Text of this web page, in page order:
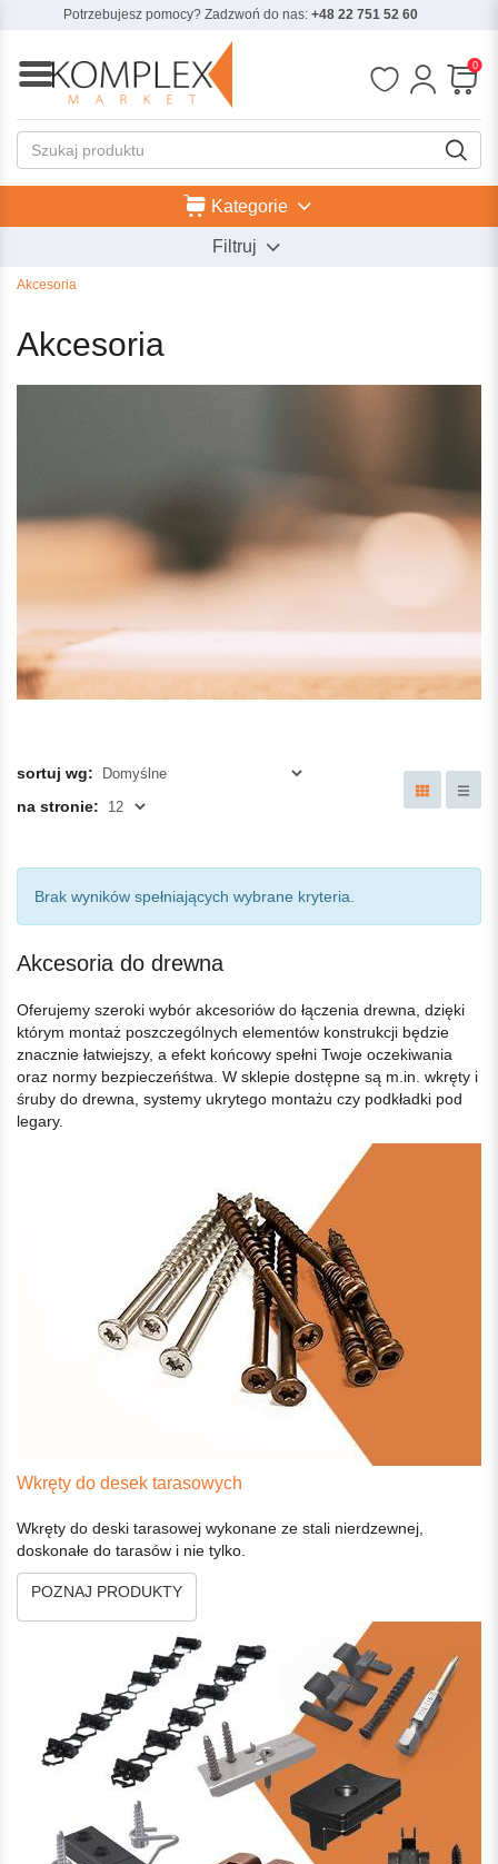
Potrzebujesz pomocy? Zadzwoń do nas: +48 22 751 52 60
0
Kategorie
Filtruj
Akcesoria
Akcesoria
sortuj wg:
na stronie:
Brak wyników spełniających wybrane kryteria.
Akcesoria do drewna
Oferujemy szeroki wybór akcesoriów do łączenia drewna, dzięki
którym montaż poszczególnych elementów konstrukcji będzie
znacznie łatwiejszy, a efekt końcowy spełni Twoje oczekiwania
oraz normy bezpieczeńśtwa. W sklepie dostępne są m.in. wkręty i
śruby do drewna, systemy ukrytego montażu czy podkładki pod
legary.
Wkręty do desek tarasowych
Wkręty do deski tarasowej wykonane ze stali nierdzewnej,
doskonałe do tarasów i nie tylko.
POZNAJ PRODUKTY